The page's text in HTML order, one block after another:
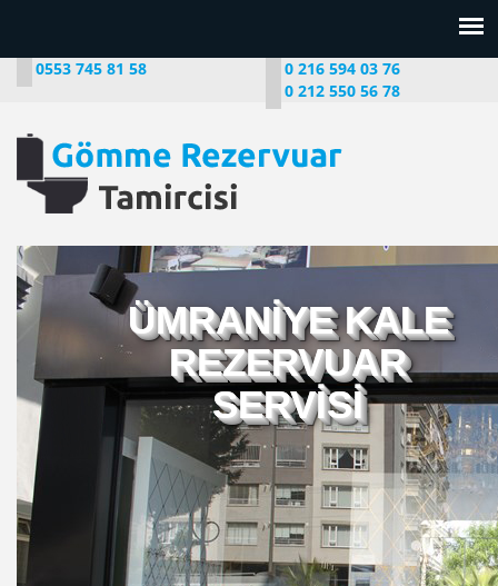
0553 745 81 58
0 216 594 03 76
0 212 550 56 78
ÜMRANİYE KALE
REZERVUAR
SERVİSİ